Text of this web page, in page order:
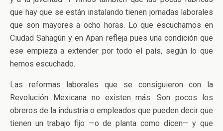
que hay que se están instalando tienen jornadas laborales
que son mayores a ocho horas. Lo que escuchamos en
Ciudad Sahagún y en Apan refleja pues una condición que
ese empieza a extender por todo el país, según lo que
hemos escuchado.
Las reformas laborales que se consiguieron con la
Revolución Mexicana no existen más. Son pocos los
obreros de la industria o empleados que pueden decir que
tienen un trabajo fijo —o de planta como dicen— y que